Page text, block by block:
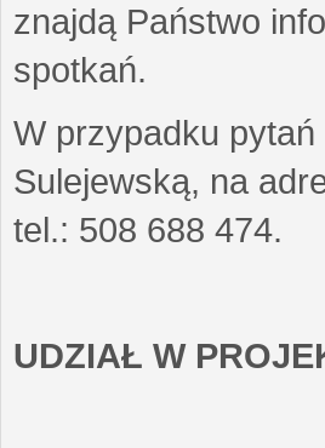
znajdą Państwo
spotkań.
W przypadku
Sulejewską, na
tel.: 508 688 474.
UDZIAŁ W